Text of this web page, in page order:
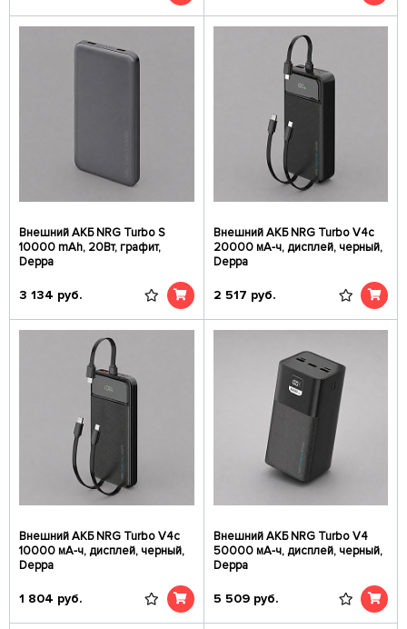
Внешний АКБ NRG Turbo S
10000 mAh, 20Вт, графит,
Deppa
3 134 руб.
Внешний АКБ NRG Turbo V4c
20000 мА-ч, дисплей, черный,
Deppa
2 517 руб.
Внешний АКБ NRG Turbo V4c
10000 мА-ч, дисплей, черный,
Deppa
1 804 руб.
Внешний АКБ NRG Turbo V4
50000 мА-ч, дисплей, черный,
Deppa
5 509 руб.